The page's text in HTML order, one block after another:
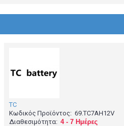
TC
Κωδικός Προϊόντος: 69.TC7ΑΗ12V
Διαθεσιμότητα: 4 - 7 Ημέρες